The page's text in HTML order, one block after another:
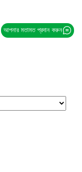
আপনার মতামত প্রদান করুন